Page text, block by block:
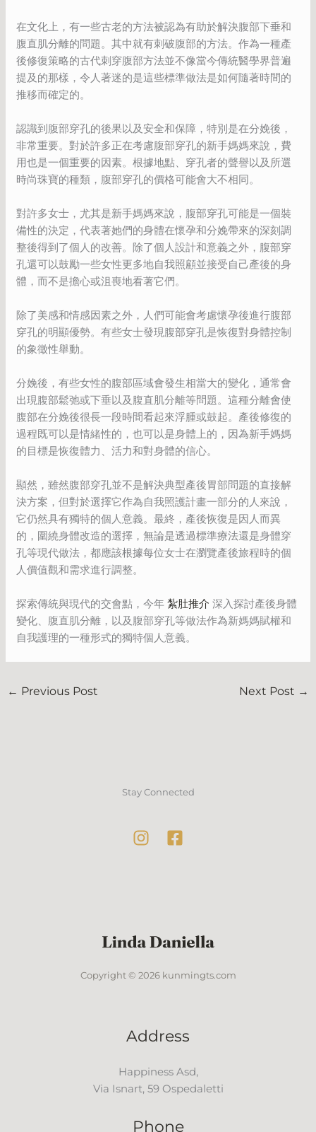
在文化上，有一些古老的方法被認為有助於解決腹部下垂和
腹直肌分離的問題。其中就有刺破腹部的方法。作為一種產
後修復策略的古代刺穿腹部方法並不像當今傳統醫學界普遍
提及的那樣，令人著迷的是這些標準做法是如何隨著時間的
推移而確定的。
認識到腹部穿孔的後果以及安全和保障，特別是在分娩後，
非常重要。對於許多正在考慮腹部穿孔的新手媽媽來說，費
用也是一個重要的因素。根據地點、穿孔者的聲譽以及所選
時尚珠寶的種類，腹部穿孔的價格可能會大不相同。
對許多女士，尤其是新手媽媽來說，腹部穿孔可能是一個裝
備性的決定，代表著她們的身體在懷孕和分娩帶來的深刻調
整後得到了個人的改善。除了個人設計和意義之外，腹部穿
孔還可以鼓勵一些女性更多地自我照顧並接受自己產後的身
體，而不是擔心或沮喪地看著它們。
除了美感和情感因素之外，人們可能會考慮懷孕後進行腹部
穿孔的明顯優勢。有些女士發現腹部穿孔是恢復對身體控制
的象徵性舉動。
分娩後，有些女性的腹部區域會發生相當大的變化，通常會
出現腹部鬆弛或下垂以及腹直肌分離等問題。這種分離會使
腹部在分娩後很長一段時間看起來浮腫或鼓起。產後修復的
過程既可以是情緒性的，也可以是身體上的，因為新手媽媽
的目標是恢復體力、活力和對身體的信心。
顯然，雖然腹部穿孔並不是解決典型產後胃部問題的直接解
決方案，但對於選擇它作為自我照護計畫一部分的人來說，
它仍然具有獨特的個人意義。最終，產後恢復是因人而異
的，圍繞身體改造的選擇，無論是透過標準療法還是身體穿
孔等現代做法，都應該根據每位女士在瀏覽產後旅程時的個
人價值觀和需求進行調整。
探索傳統與現代的交會點，今年紮肚推介 深入探討產後身體
變化、腹直肌分離，以及腹部穿孔等做法作為新媽媽賦權和
自我護理的一種形式的獨特個人意義。
← Previous Post Next Post →
Stay Connected
Copyright © 2026 kunmingts.com
Address
Happiness Asd,
Via Isnart, 59 Ospedaletti
Phone